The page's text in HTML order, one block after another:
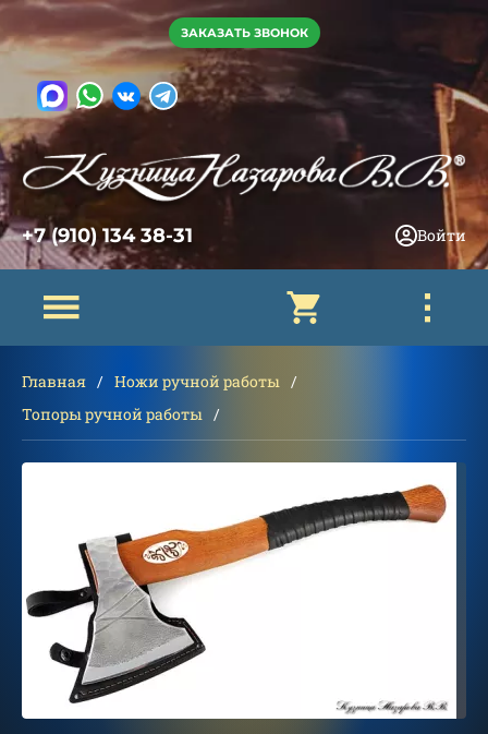
ЗАКАЗАТЬ ЗВОНОК
+7 (910) 134 38-31 Войти
Главная
Ножи ручной работы
Топоры ручной работы